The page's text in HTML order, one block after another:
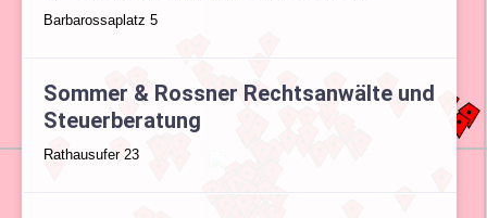
Barbarossaplatz 5
Sommer & Rossner Rechtsanwälte und
Steuerberatung
Rathausufer 23